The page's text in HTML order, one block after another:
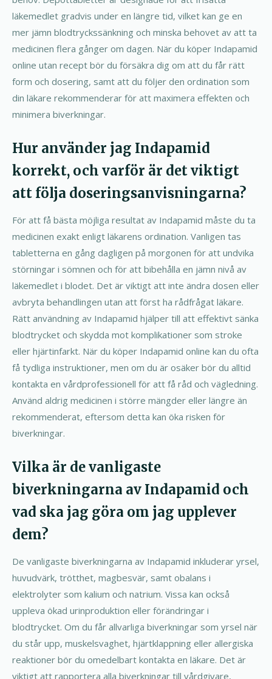
läkemedlet gradvis under en längre tid, vilket kan ge en
mer jämn blodtryckssänkning och minska behovet av att ta
medicinen flera gånger om dagen. När du köper Indapamid
online utan recept bör du försäkra dig om att du får rätt
form och dosering, samt att du följer den ordination som
din läkare rekommenderar för att maximera effekten och
minimera biverkningar.
Hur använder jag Indapamid
korrekt, och varför är det viktigt
att följa doseringsanvisningarna?
För att få bästa möjliga resultat av Indapamid måste du ta
medicinen exakt enligt läkarens ordination. Vanligen tas
tabletterna en gång dagligen på morgonen för att undvika
störningar i sömnen och för att bibehålla en jämn nivå av
läkemedlet i blodet. Det är viktigt att inte ändra dosen eller
avbryta behandlingen utan att först ha rådfrågat läkare.
Rätt användning av Indapamid hjälper till att effektivt sänka
blodtrycket och skydda mot komplikationer som stroke
eller hjärtinfarkt. När du köper Indapamid online kan du ofta
få tydliga instruktioner, men om du är osäker bör du alltid
kontakta en vårdprofessionell för att få råd och vägledning.
Använd aldrig medicinen i större mängder eller längre än
rekommenderat, eftersom detta kan öka risken för
biverkningar.
Vilka är de vanligaste
biverkningarna av Indapamid och
vad ska jag göra om jag upplever
dem?
De vanligaste biverkningarna av Indapamid inkluderar yrsel,
huvudvärk, trötthet, magbesvär, samt obalans i
elektrolyter som kalium och natrium. Vissa kan också
uppleva ökad urinproduktion eller förändringar i
blodtrycket. Om du får allvarliga biverkningar som yrsel när
du står upp, muskelsvaghet, hjärtklappning eller allergiska
reaktioner bör du omedelbart kontakta en läkare. Det är
viktigt att rapportera alla biverkningar till vårdgivare,